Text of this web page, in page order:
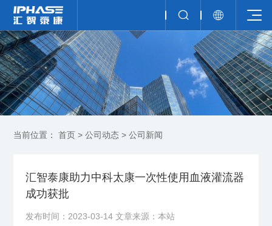
当前位置： 首页 > 公司动态 > 公司新闻
汇智泰康助力中科太康一次性使用血液灌流器
成功获批
发布时间：2023-03-14 文章来源：本站